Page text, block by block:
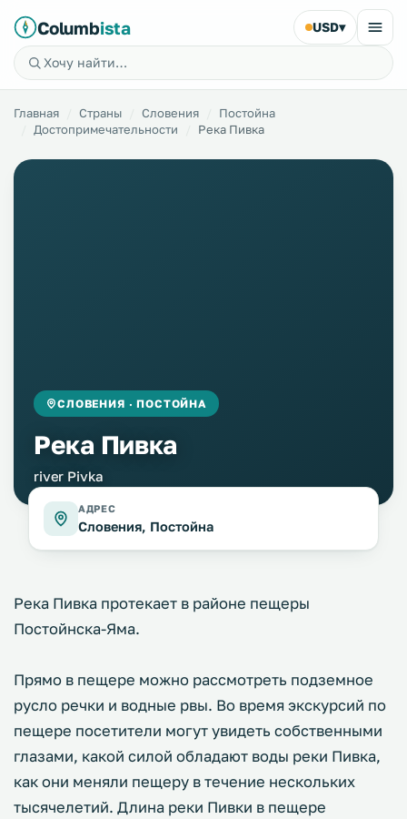
Columbista USD▾
Главная Страны Словения
Постойна
Достопримечательности
Река Пивка
СЛОВЕНИЯ · ПОСТОЙНА
Река Пивка
river Pivka
АДРЕС
Словения, Постойна
Река Пивка протекает в районе пещеры
Постойнска-Яма.
Прямо в пещере можно рассмотреть подземное
русло речки и водные рвы. Во время экскурсий по
пещере посетители могут увидеть собственными
глазами, какой силой обладают воды реки Пивка,
как они меняли пещеру в течение нескольких
тысячелетий. Длина реки Пивки в пещере